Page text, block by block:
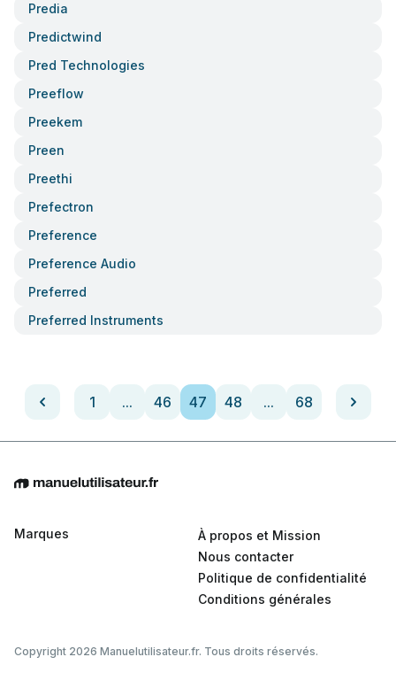
Predia
Predictwind
Pred Technologies
Preeflow
Preekem
Preen
Preethi
Prefectron
Preference
Preference Audio
Preferred
Preferred Instruments
1 ... 46 47 48 ... 68
Marques
À propos et Mission
Nous contacter
Politique de confidentialité
Conditions générales
Copyright 2026 Manuelutilisateur.fr. Tous droits réservés.